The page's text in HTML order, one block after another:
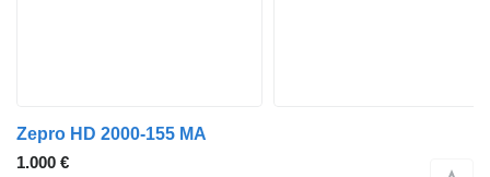
Zepro HD 2000-155 MA
1.000 €